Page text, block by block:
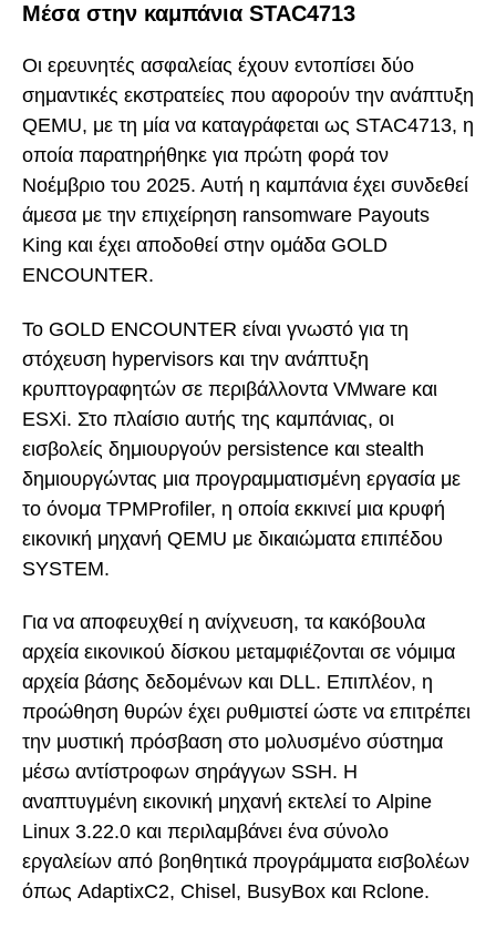
Μέσα στην καμπάνια STAC4713
Οι ερευνητές ασφαλείας έχουν εντοπίσει δύο
σημαντικές εκστρατείες που αφορούν την ανάπτυξη
QEMU, με τη μία να καταγράφεται ως STAC4713, η
οποία παρατηρήθηκε για πρώτη φορά τον
Νοέμβριο του 2025. Αυτή η καμπάνια έχει συνδεθεί
άμεσα με την επιχείρηση ransomware Payouts
King και έχει αποδοθεί στην ομάδα GOLD
ENCOUNTER.
Το GOLD ENCOUNTER είναι γνωστό για τη
στόχευση hypervisors και την ανάπτυξη
κρυπτογραφητών σε περιβάλλοντα VMware και
ESXi. Στο πλαίσιο αυτής της καμπάνιας, οι
εισβολείς δημιουργούν persistence και stealth
δημιουργώντας μια προγραμματισμένη εργασία με
το όνομα TPMProfiler, η οποία εκκινεί μια κρυφή
εικονική μηχανή QEMU με δικαιώματα επιπέδου
SYSTEM.
Για να αποφευχθεί η ανίχνευση, τα κακόβουλα
αρχεία εικονικού δίσκου μεταμφιέζονται σε νόμιμα
αρχεία βάσης δεδομένων και DLL. Επιπλέον, η
προώθηση θυρών έχει ρυθμιστεί ώστε να επιτρέπει
την μυστική πρόσβαση στο μολυσμένο σύστημα
μέσω αντίστροφων σηράγγων SSH. Η
αναπτυγμένη εικονική μηχανή εκτελεί το Alpine
Linux 3.22.0 και περιλαμβάνει ένα σύνολο
εργαλείων από βοηθητικά προγράμματα εισβολέων
όπως AdaptixC2, Chisel, BusyBox και Rclone.